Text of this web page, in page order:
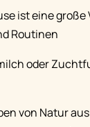
ist eine
Routinen
oder
von Natur